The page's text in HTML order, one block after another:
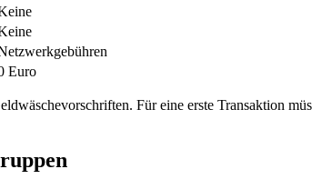
Euro
Für eine erste Transaktion